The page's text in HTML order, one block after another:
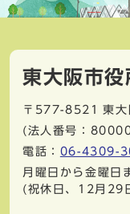
東大阪市役
〒577-8521
東
(法人番号：
電話： 06-4309-
月曜日から金曜日
(祝休日、12月29